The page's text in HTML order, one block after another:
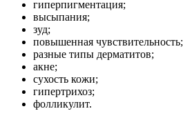
гиперпигментация;
высыпания;
зуд;
повышенная чувствительность;
разные типы дерматитов;
акне;
сухость кожи;
гипертрихоз;
фолликулит.